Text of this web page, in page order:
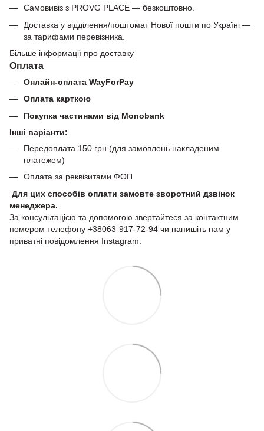
Самовивіз з PROVG PLACE — безкоштовно.
Доставка у відділення/поштомат Нової пошти по Україні —
за тарифами перевізника.
Більше інформації про доставку
Оплата
Онлайн-оплата WayForPay
Оплата карткою
Покупка частинами від Monobank
Інші варіанти:
Передоплата 150 грн (для замовлень накладеним
платежем)
Оплата за реквізитами ФОП
Для цих способів оплати замовте зворотний дзвінок
менеджера.
За консультацією та допомогою звертайтеся за контактним
номером телефону +38063-917-72-94 чи напишіть нам у
приватні повідомлення Instagram